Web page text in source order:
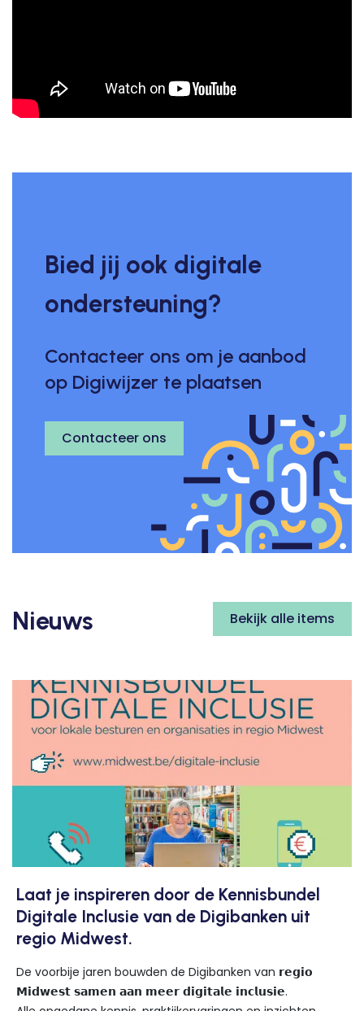
Bied jij ook digitale
ondersteuning?
Contacteer ons om je aanbod
op Digiwijzer te plaatsen
Contacteer ons
Nieuws Bekijk alle items
Laat je inspireren door de Kennisbundel
Digitale Inclusie van de Digibanken uit
regio Midwest.
De voorbije jaren bouwden de Digibanken van 𝗿𝗲𝗴𝗶𝗼
𝗠𝗶𝗱𝘄𝗲𝘀𝘁 𝘀𝗮𝗺𝗲𝗻 𝗮𝗮𝗻 𝗺𝗲𝗲𝗿 𝗱𝗶𝗴𝗶𝘁𝗮𝗹𝗲 𝗶𝗻𝗰𝗹𝘂𝘀𝗶𝗲.